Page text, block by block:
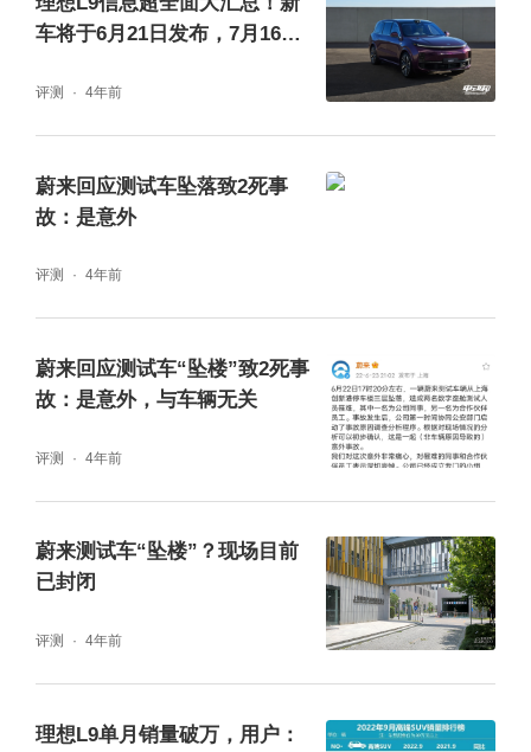
汽车成立以来，首次在C端消费群体面前亮
相，同时睿蓝汽车正式宣布入局新能源换电赛
道。
据睿蓝汽车副总裁、销售公司总经理蔡建军介
绍，睿蓝汽车以人为核心，以车为纽带，搭载
车将于6月21日发布，7月16日
评测 4年前
蔚来回应测试车坠落致2死事
故：是意外
评测 4年前
蔚来回应测试车“坠楼”致2死事
故：是意外，与车辆无关
评测 4年前
蔚来测试车“坠楼”？现场目前
已封闭
评测 4年前
理想L9单月销量破万，用户：